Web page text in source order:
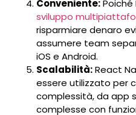
Conveniente:
sviluppo
risparmiare denaro
assumere team
iOS e Android.
Scalabilità:React
essere utilizzato per
complessità, da app
complesse con